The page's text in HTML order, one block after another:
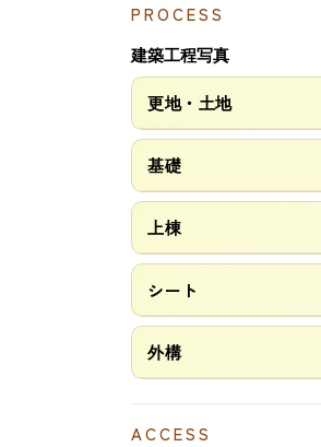
PROCESS
建築工程写真
更地・土地
基礎
上棟
シート
外構
ACCESS